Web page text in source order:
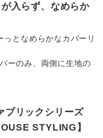
入らず、なめらか
となめらかなカバーリ
ーのみ、両側に生地の
ブリックシリーズ
STYLING】